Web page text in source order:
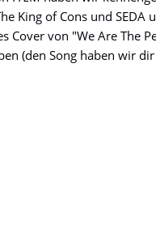
King of Cons und SEDA
Cover von "We Are The
(den Song haben wir